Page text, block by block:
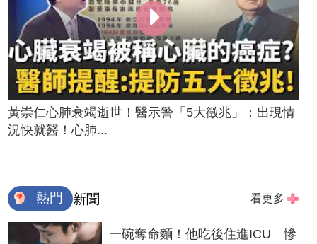
黃崇仁心肺衰竭逝世！醫示警「5大徵兆」：出現情
況快就醫！心肺...
熱門 新聞 看更多
一碗奪命麵！他吃後住進ICU 慘